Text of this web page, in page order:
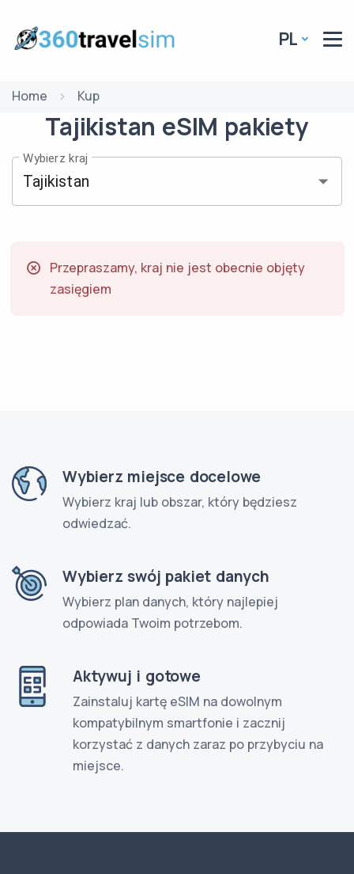
PL
Home Kup
Tajikistan eSIM pakiety
Wybierz kraj
Przepraszamy, kraj nie jest obecnie objęty
zasięgiem
Wybierz miejsce docelowe
Wybierz kraj lub obszar, który będziesz
odwiedzać.
Wybierz swój pakiet danych
Wybierz plan danych, który najlepiej
odpowiada Twoim potrzebom.
Aktywuj i gotowe
Zainstaluj kartę eSIM na dowolnym
kompatybilnym smartfonie i zacznij
korzystać z danych zaraz po przybyciu na
miejsce.